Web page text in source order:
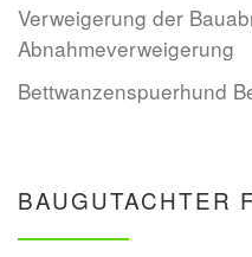
Verweigerung der
Abnahmeverweigerung
Bettwanzenspuerhund
BAUGUTACHTER